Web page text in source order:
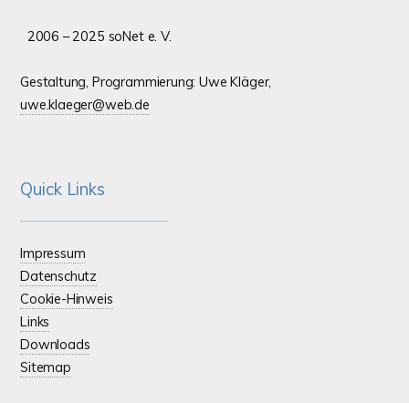
2006 – 2025 soNet e. V.
Gestaltung, Programmierung: Uwe Kläger,
uwe.klaeger@web.de
Quick Links
Impressum
Datenschutz
Cookie-Hinweis
Links
Downloads
Sitemap